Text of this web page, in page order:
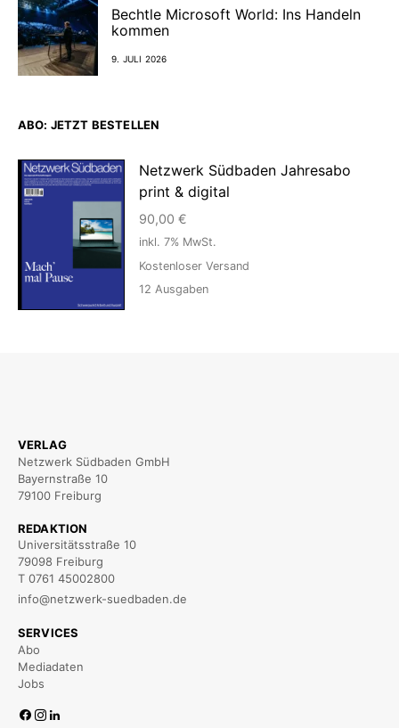
Bechtle Microsoft World: Ins Handeln
kommen
9. JULI 2026
ABO: JETZT BESTELLEN
Netzwerk Südbaden Jahresabo
print & digital
90,00 €
inkl. 7% MwSt.
Kostenloser Versand
12 Ausgaben
VERLAG
Netzwerk Südbaden GmbH
Bayernstraße 10
79100 Freiburg
REDAKTION
Universitätsstraße 10
79098 Freiburg
T 0761 45002800
info@netzwerk-suedbaden.de
SERVICES
Abo
Mediadaten
Jobs